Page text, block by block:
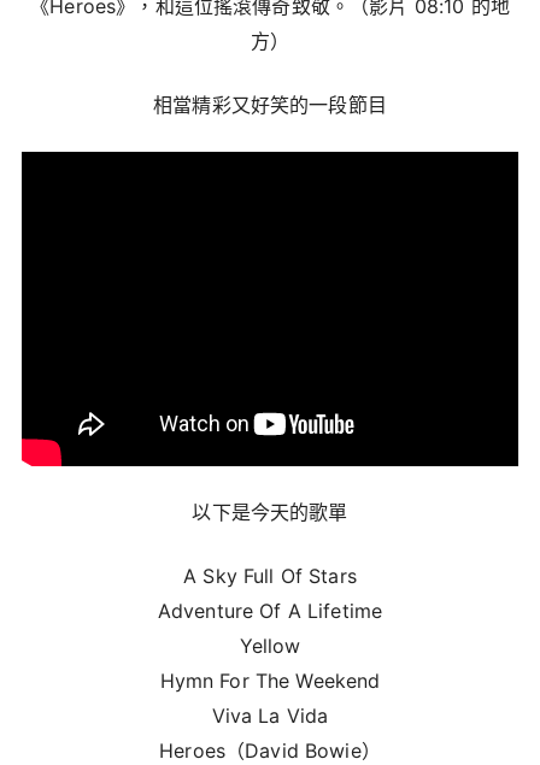
《Heroes》，和這位搖滾傳奇致敬。（影片 08:10 的地
方）
相當精彩又好笑的一段節目
以下是今天的歌單
A Sky Full Of Stars
Adventure Of A Lifetime
Yellow
Hymn For The Weekend
Viva La Vida
Heroes（David Bowie）